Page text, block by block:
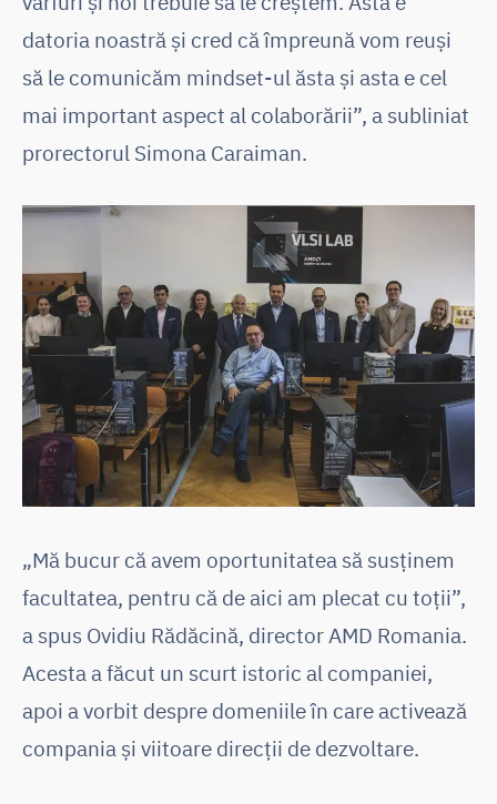
datoria noastră și cred că împreună vom reuși
să le comunicăm mindset-ul ăsta și asta e cel
mai important aspect al colaborării”, a subliniat
prorectorul Simona Caraiman.
„Mă bucur că avem oportunitatea să susținem
facultatea, pentru că de aici am plecat cu toții”,
a spus Ovidiu Rădăcină, director AMD Romania.
Acesta a făcut un scurt istoric al companiei,
apoi a vorbit despre domeniile în care activează
compania și viitoare direcții de dezvoltare.